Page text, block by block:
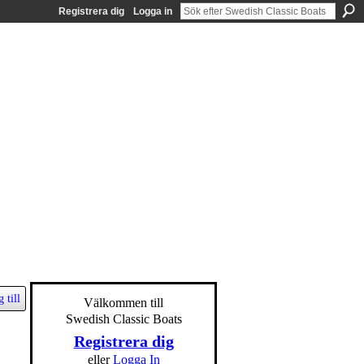
Registrera dig Logga in
till
Välkommen till
Swedish Classic Boats
Registrera dig
ellerLogga In